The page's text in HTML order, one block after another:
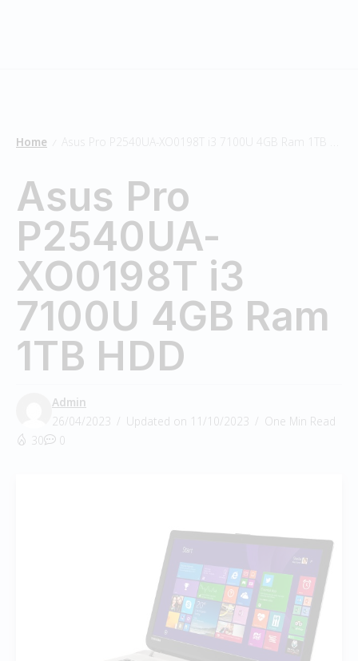
Home Asus Pro P2540UA-XO0198T i3 7100U 4GB Ram 1TB HDD
Asus Pro
P2540UA-
XO0198T i3
7100U 4GB Ram
1TB HDD
Admin
26/04/2023
Updated on 11/10/2023
One Min Read
30
0